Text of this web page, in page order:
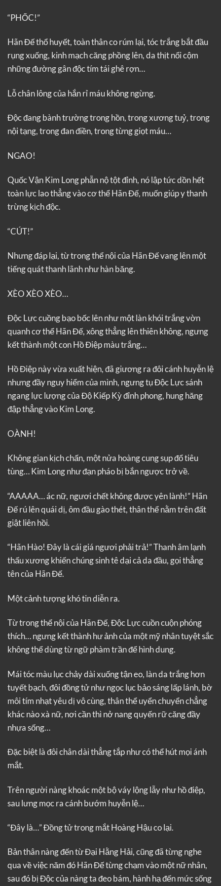
“PHỐC!”
Hãn Đế thổ huyết, toàn thân co rúm lại, tóc trắng bắt đầu
rụng xuống, kinh mạch căng phồng lên, da thịt nổi cộm
những đường gân độc tím tái ghê rợn…
Lỗ chân lông của hắn rỉ máu không ngừng.
Độc đang bành trường trong hồn, trong xương tuỷ, trong
nội tạng, trong đan điền, trong từng giọt máu…
NGAO!
Quốc Vận Kim Long phẫn nộ tột đỉnh, nó lập tức dồn hết
toàn lực lao thẳng vào cơ thể Hãn Đế, muốn giúp y thanh
trừng kịch độc.
“CÚT!”
Nhưng đáp lại, từ trong thể nội của Hãn Đế vang lên một
tiếng quát thanh lãnh như hàn băng.
XÈO XÈO XÈO…
Độc Lực cuồng bạo bốc lên như một làn khói trắng vờn
quanh cơ thể Hãn Đế, xông thẳng lên thiên không, ngưng
kết thành một con Hồ Điệp màu trắng…
Hồ Điệp này vừa xuất hiện, đã giương ra đôi cánh huyễn lệ
nhưng đầy nguy hiểm của mình, ngưng tụ Độc Lực sánh
ngang lực lượng của Độ Kiếp Kỳ đỉnh phong, hung hăng
đập thẳng vào Kim Long.
OÀNH!
Không gian kịch chấn, một nửa hoàng cung sụp đổ tiêu
tùng… Kim Long như đạn pháo bị bắn ngược trở về.
“AAAAA… ác nữ, ngươi chết không được yên lành!” Hãn
Đế rú lên quái dị, ôm đầu gào thét, thân thể nằm trên đất
giật liên hồi.
“Hãn Hào! Đây là cái giá ngươi phải trả!” Thanh âm lạnh
thấu xương khiến chúng sinh tê dại cả da đầu, gọi thẳng
tên của Hãn Đế.
Một cảnh tượng khó tin diễn ra.
Từ trong thể nội của Hãn Đế, Độc Lực cuồn cuộn phóng
thích… ngưng kết thành hư ảnh của một mỹ nhân tuyệt sắc
không thể dùng từ ngữ phàm trần để hình dung.
Mái tóc màu lục chảy dài xuống tận eo, làn da trắng hơn
tuyết bạch, đôi đồng tử như ngọc lục bảo sáng lấp lánh, bờ
môi tím nhạt yêu dị vô cùng, thân thể uyển chuyển chẳng
khác nào xà nữ, nơi cần thì nở nang quyến rữ căng đầy
nhựa sống…
Đặc biệt là đôi chân dài thẳng tắp như có thể hút mọi ánh
mắt.
Trên người nàng khoác một bộ váy lộng lẫy như hồ điệp,
sau lưng mọc ra cánh bướm huyễn lệ…
“Đây là…” Đồng tử trong mắt Hoàng Hậu co lại.
Bản thân nàng đến từ Đại Hằng Hải, cũng đã từng nghe
qua về việc năm đó Hãn Đế từng chạm vào một nữ nhân,
sau đó bị Độc của nàng ta đeo bám, hành hạ đến mức sống